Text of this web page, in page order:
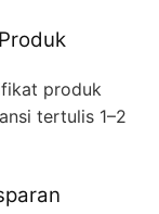
produk
tertulis 1–2